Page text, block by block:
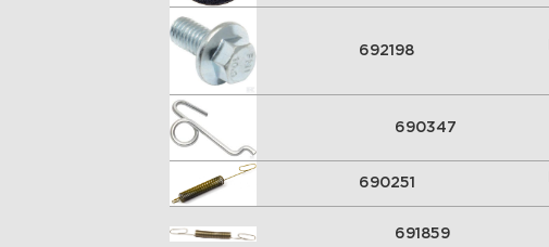
692198
690347
690251
691859